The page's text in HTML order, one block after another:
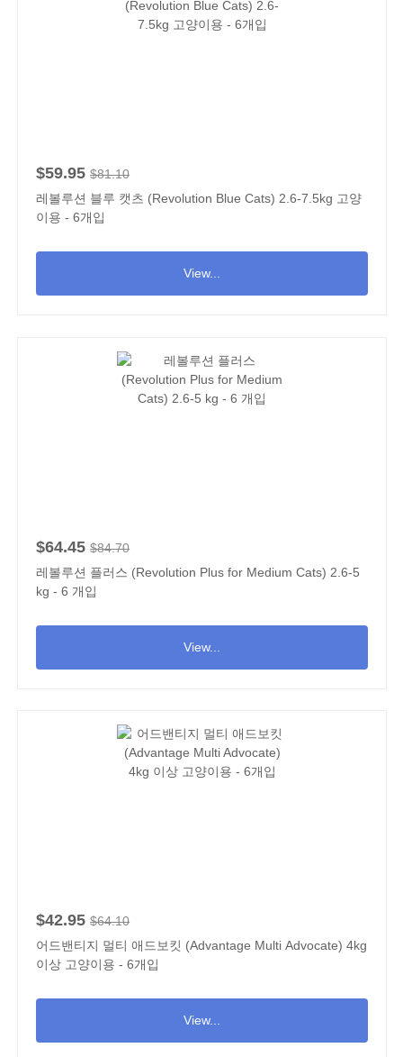
$59.95 $81.10
레볼루션 블루 캣츠 (Revolution Blue Cats) 2.6-7.5kg 고양
이용 - 6개입
View...
$64.45 $84.70
레볼루션 플러스 (Revolution Plus for Medium Cats) 2.6-5
kg - 6 개입
View...
$42.95 $64.10
어드밴티지 멀티 애드보킷 (Advantage Multi Advocate) 4kg
이상 고양이용 - 6개입
View...